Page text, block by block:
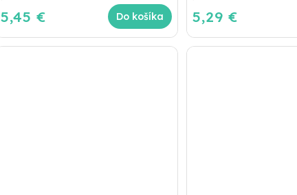
5,45 € Do košíka 5,29 €